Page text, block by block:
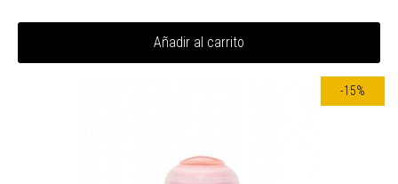
Añadir al carrito
-15%